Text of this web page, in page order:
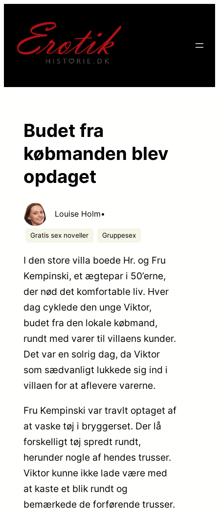
Budet fra
købmanden blev
opdaget
Louise Holm•
Gratis sex noveller Gruppesex
I den store villa boede Hr. og Fru
Kempinski, et ægtepar i 50’erne,
der nød det komfortable liv. Hver
dag cyklede den unge Viktor,
budet fra den lokale købmand,
rundt med varer til villaens kunder.
Det var en solrig dag, da Viktor
som sædvanligt lukkede sig ind i
villaen for at aflevere varerne.
Fru Kempinski var travlt optaget af
at vaske tøj i bryggerset. Der lå
forskelligt tøj spredt rundt,
herunder nogle af hendes trusser.
Viktor kunne ikke lade være med
at kaste et blik rundt og
bemærkede de forførende trusser.